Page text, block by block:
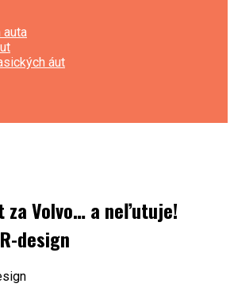
auta
áut
za Volvo… a neľutuje!
design